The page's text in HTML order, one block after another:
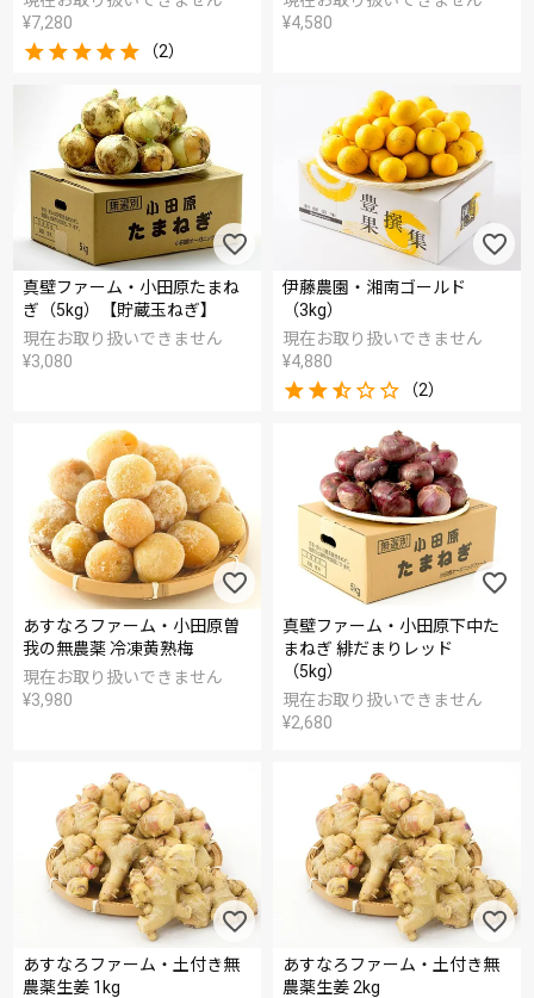
¥7,280
（2）
¥4,580
真壁ファーム・小田原たまね
ぎ（5kg）【貯蔵玉ねぎ】
現在お取り扱いできません
¥3,080
伊藤農園・湘南ゴールド
（3kg）
現在お取り扱いできません
¥4,880
（2）
あすなろファーム・小田原曽
我の無農薬 冷凍黄熟梅
現在お取り扱いできません
¥3,980
真壁ファーム・小田原下中た
まねぎ 緋だまりレッド
（5kg）
現在お取り扱いできません
¥2,680
あすなろファーム・土付き無
農薬生姜 1kg
あすなろファーム・土付き無
農薬生姜 2kg